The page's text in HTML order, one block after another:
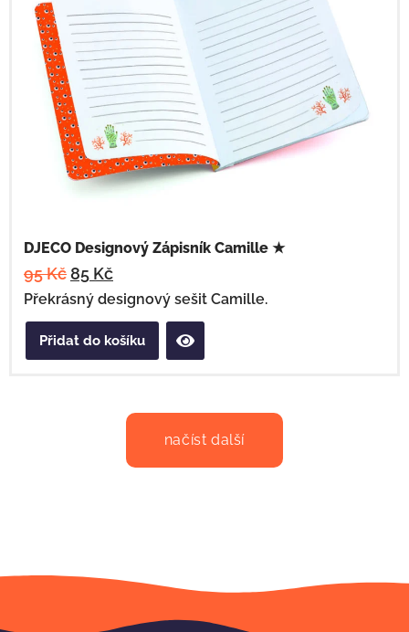
DJECO Designový Zápisník Camille ★
95Kč85 Kč
Překrásný designový sešit Camille.
Přidat do košíku
načíst další